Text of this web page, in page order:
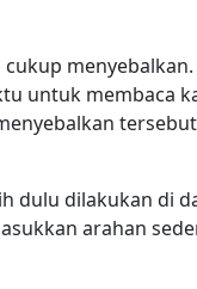
untuk membaca
dulu dilakukan di
arahan